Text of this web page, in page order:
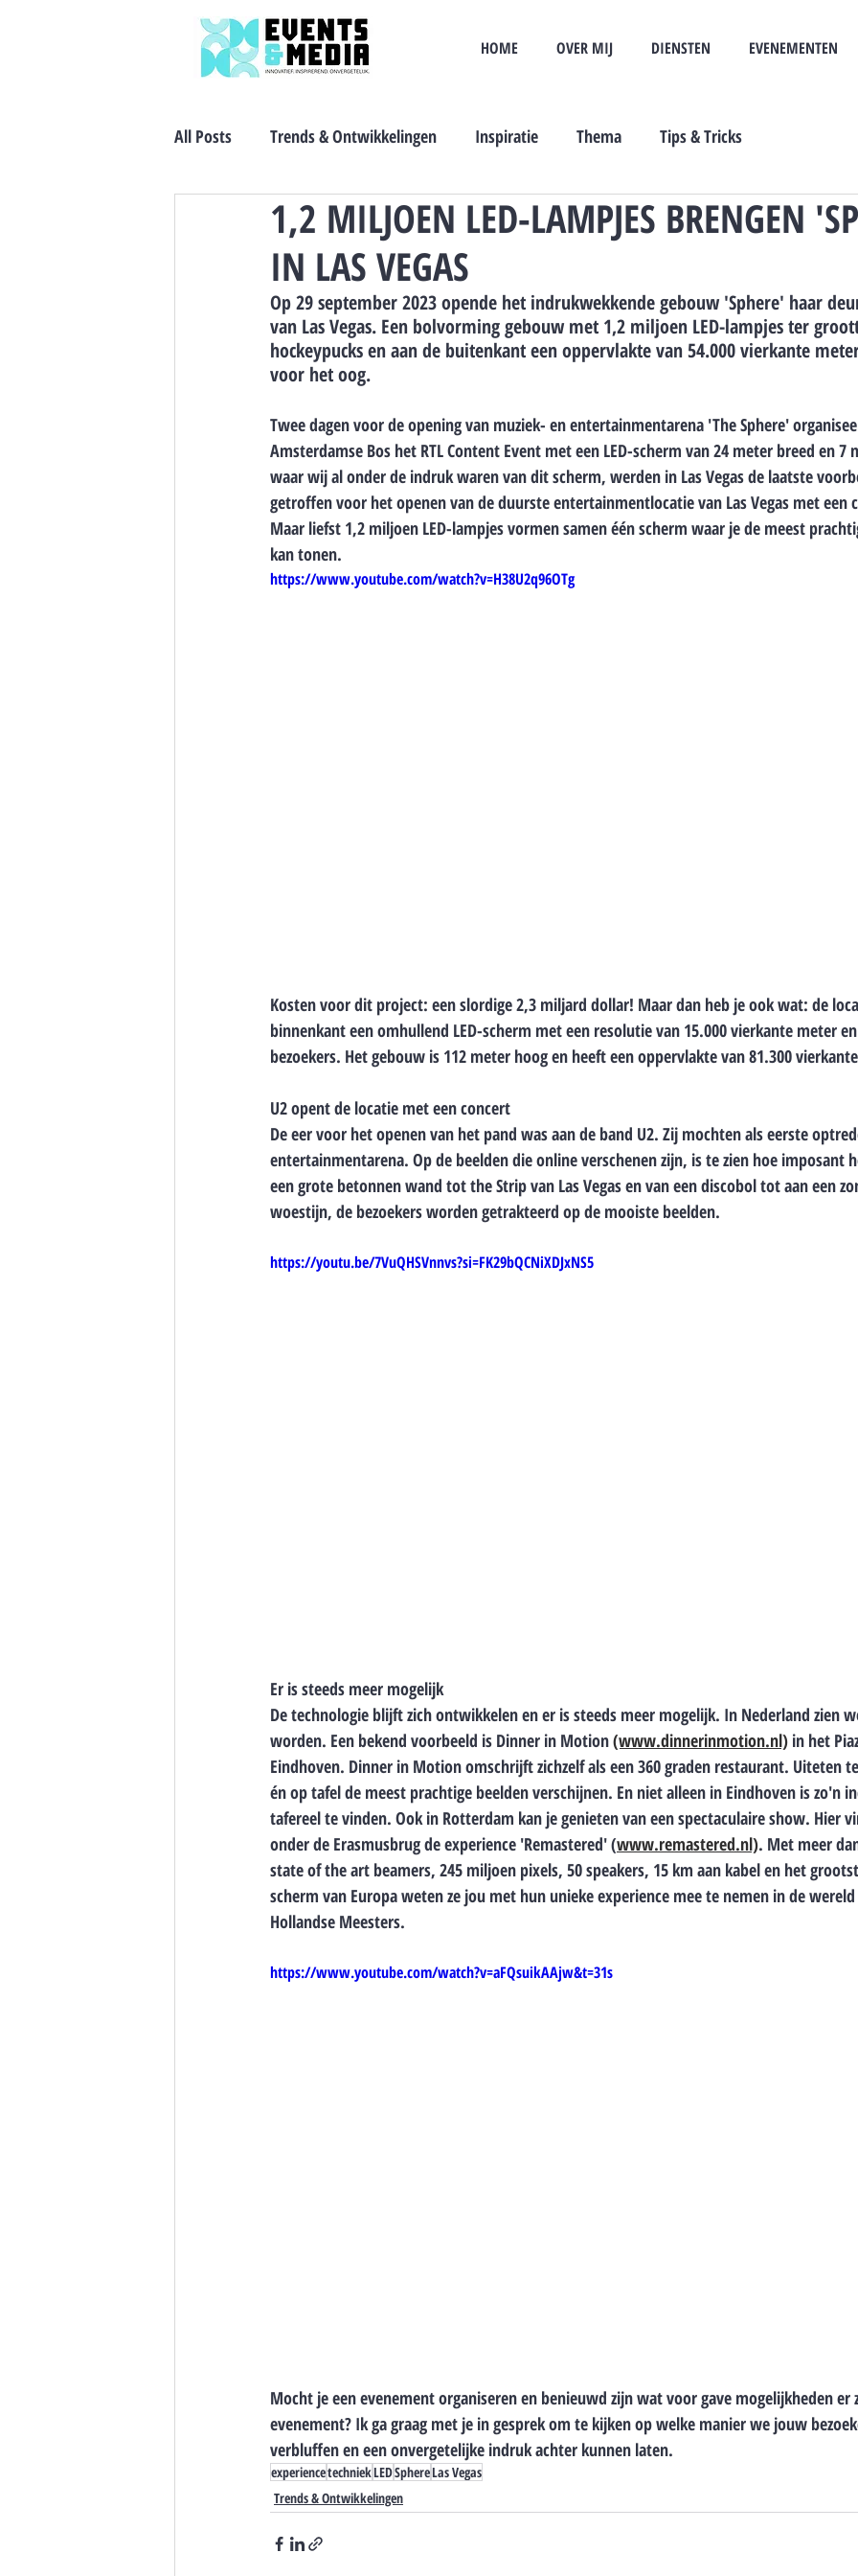
HOME OVER MIJ DIENSTEN EVENEMENTEN
All Posts Trends & Ontwikkelingen Inspiratie Thema Tips & Tricks
1,2 MILJOEN LED-LAMPJES BRENGEN
IN LAS VEGAS
Op 29 september 2023 opende het indrukwekkende gebouw 'Sphere' haar
van Las Vegas. Een bolvorming gebouw met 1,2 miljoen LED-lampjes ter
hockeypucks en aan de buitenkant een oppervlakte van 54.000 vierkante
voor het oog.
Twee dagen voor de opening van muziek- en entertainmentarena 'The Sphere'
Amsterdamse Bos het RTL Content Event met een LED-scherm van 24 meter breed en 7
waar wij al onder de indruk waren van dit scherm, werden in Las Vegas de laatste
getroffen voor het openen van de duurste entertainmentlocatie van Las Vegas met een
Maar liefst 1,2 miljoen LED-lampjes vormen samen één scherm waar je de meest
kan tonen.
https://www.youtube.com/watch?v=H38U2q96OTg
Kosten voor dit project: een slordige 2,3 miljard dollar! Maar dan heb je ook wat: de
binnenkant een omhullend LED-scherm met een resolutie van 15.000 vierkante meter
bezoekers. Het gebouw is 112 meter hoog en heeft een oppervlakte van 81.300
U2 opent de locatie met een concert
De eer voor het openen van het pand was aan de band U2. Zij mochten als eerste
entertainmentarena. Op de beelden die online verschenen zijn, is te zien hoe imposant
een grote betonnen wand tot the Strip van Las Vegas en van een discobol tot aan een
woestijn, de bezoekers worden getrakteerd op de mooiste beelden.
https://youtu.be/7VuQHSVnnvs?si=FK29bQCNiXDJxNS5
Er is steeds meer mogelijk
De technologie blijft zich ontwikkelen en er is steeds meer mogelijk. In Nederland zien
worden. Een bekend voorbeeld is Dinner in Motion (www.dinnerinmotion.nl) in het
Eindhoven. Dinner in Motion omschrijft zichzelf als een 360 graden restaurant. Uiteten
én op tafel de meest prachtige beelden verschijnen. En niet alleen in Eindhoven is zo'n
tafereel te vinden. Ook in Rotterdam kan je genieten van een spectaculaire show. Hier
onder de Erasmusbrug de experience 'Remastered' (www.remastered.nl). Met meer
state of the art beamers, 245 miljoen pixels, 50 speakers, 15 km aan kabel en het
scherm van Europa weten ze jou met hun unieke experience mee te nemen in de
Hollandse Meesters.
https://www.youtube.com/watch?v=aFQsuikAAjw&t=31s
Mocht je een evenement organiseren en benieuwd zijn wat voor gave mogelijkheden
evenement? Ik ga graag met je in gesprek om te kijken op welke manier we jouw
verbluffen en een onvergetelijke indruk achter kunnen laten.
experiencetechniekLEDSphereLas Vegas
Trends & Ontwikkelingen